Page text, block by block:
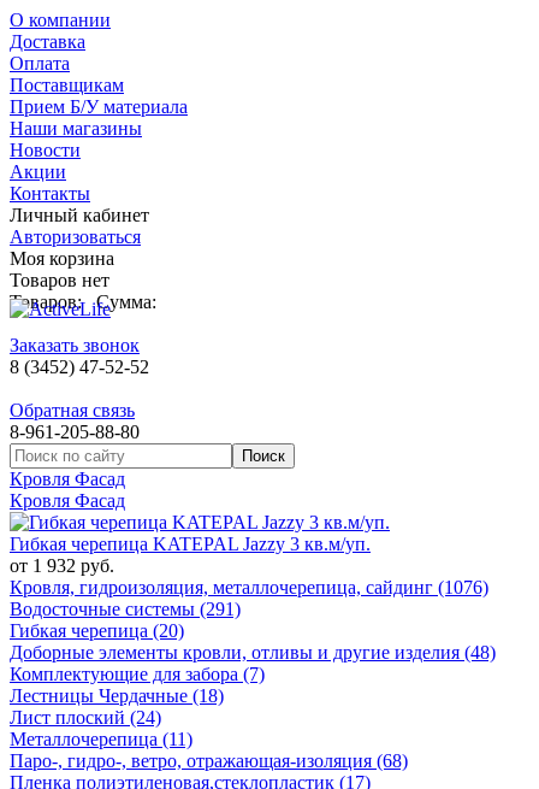
О компании
Доставка
Оплата
Поставщикам
Прием Б/У материала
Наши магазины
Новости
Акции
Контакты
Личный кабинет
Авторизоваться
Моя корзина
Товаров нет
Товаров: Сумма:
Заказать звонок
8 (3452) 47-52-52
Обратная связь
8-961-205-88-80
Кровля Фасад
Кровля Фасад
Гибкая черепица KATEPAL Jazzy 3 кв.м/уп.
от 1 932 руб.
Кровля, гидроизоляция, металлочерепица, сайдинг (1076)
Водосточные системы (291)
Гибкая черепица (20)
Доборные элементы кровли, отливы и другие изделия (48)
Комплектующие для забора (7)
Лестницы Чердачные (18)
Лист плоский (24)
Металлочерепица (11)
Паро-, гидро-, ветро, отражающая-изоляция (68)
Пленка полиэтиленовая,стеклопластик (17)